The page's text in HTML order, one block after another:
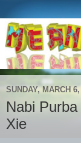
SUNDAY, MARCH 6,
Nabi
Xie